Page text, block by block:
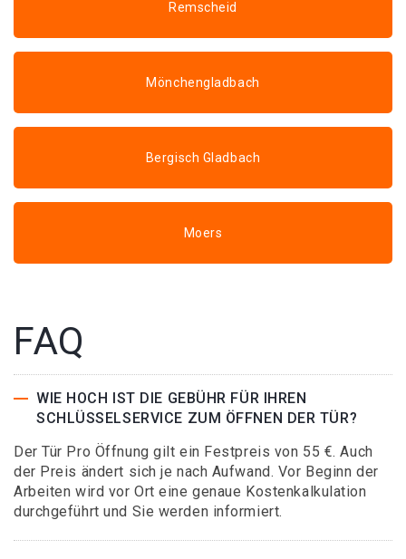
Remscheid
Mönchengladbach
Bergisch Gladbach
Moers
FAQ
WIE HOCH IST DIE GEBÜHR FÜR IHREN
SCHLÜSSELSERVICE ZUM ÖFFNEN DER TÜR?
Der Tür Pro Öffnung gilt ein Festpreis von 55 €. Auch
der Preis ändert sich je nach Aufwand. Vor Beginn der
Arbeiten wird vor Ort eine genaue Kostenkalkulation
durchgeführt und Sie werden informiert.